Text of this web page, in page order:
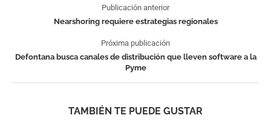
Publicación anterior
Nearshoring requiere estrategias regionales
Próxima publicación
Defontana busca canales de distribución que lleven software a la
Pyme
TAMBIÉN TE PUEDE GUSTAR